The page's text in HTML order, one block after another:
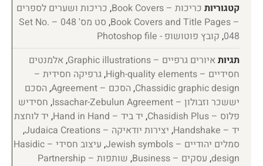
קטגוריות כריכות – Book Covers , כריכות ושערים לספרים
– Book Covers and Title Pages
,
סט מס' 048 – Set No.
048
, קובץ פוטושופ - Photoshop file
תגיות איורים גרפיים – Graphic illustrations , אלמנטים
חסידיים – High-quality elements
,גרפיקה חסידית –
Chassidic graphic design
,הסכם – Agreement ,הסכם
יששכר וזבולון – Issachar-Zebulun Agreement
, חסידיש
פלוס – Chasidish Plus
, יד ביד – Hand in Hand , יד לוחצת
יד – Handshake
, יצירות יודאיקה – Judaica Creations
,
סמלים יהודיים – Jewish symbols
,
עיצוב חסידי – Hasidic
design
, עסקים – Business , שותפות – Partnership